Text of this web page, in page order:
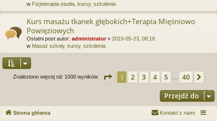
w Fizjoterapia studia, kursy, szkolenia
Kurs masażu tkanek głębokich+Terapia Mięśniowo
Powięziowych
Ostatni post autor: administrator« 2019-05-23, 08:16
w Masaż szkoły, kursy, szkolenia
Znaleziono więcej niż 1000 wyników Strona z 40
1 2 3 4 5 40
Przejdź do
Strona główna Kontakt z nami